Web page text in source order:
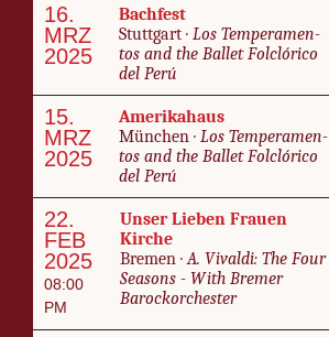
16.
MRZ
2025
Bach­fest
Stuttgart · Los Tem­pera­men­
tos and the Bal­let Fol­clóri­co
del Perú
15.
MRZ
2025
Amerika­haus
München · Los Tem­pera­men­
tos and the Bal­let Fol­clóri­co
del Perú
22.
FEB
2025
08:00
PM
Unser Lieben Frauen
Kirche
Bre­men ·A. Vi­val­di: The Four
Sea­sons - With Bre­mer
Barock­o­rch­ester